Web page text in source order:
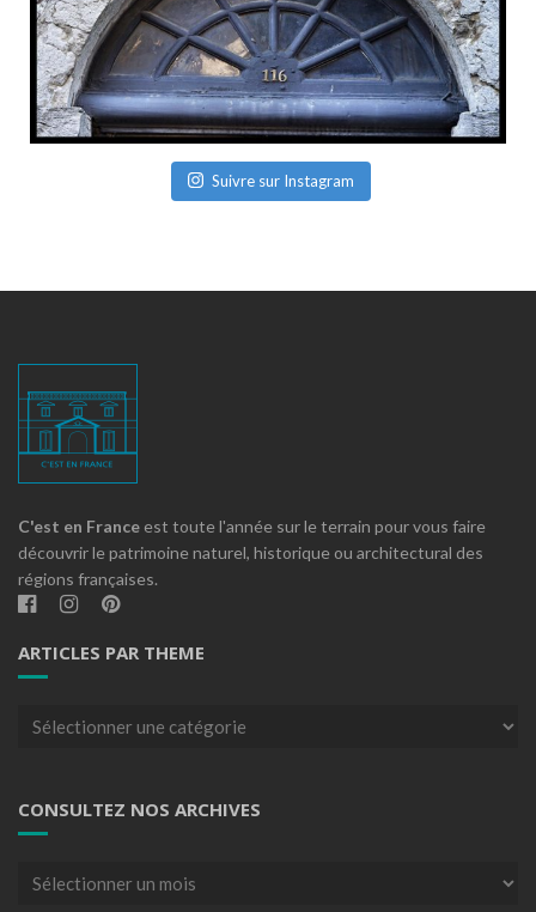
Suivre sur Instagram
C'est en France est toute l'année sur le terrain pour vous faire
découvrir le patrimoine naturel, historique ou architectural des
régions françaises.
ARTICLES PAR THEME
Articles
CONSULTEZ NOS ARCHIVES
Consultez